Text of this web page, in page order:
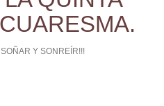
SOÑAR Y SONREÍR!!!